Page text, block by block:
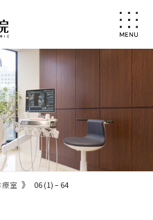
室 06 (1) – 64